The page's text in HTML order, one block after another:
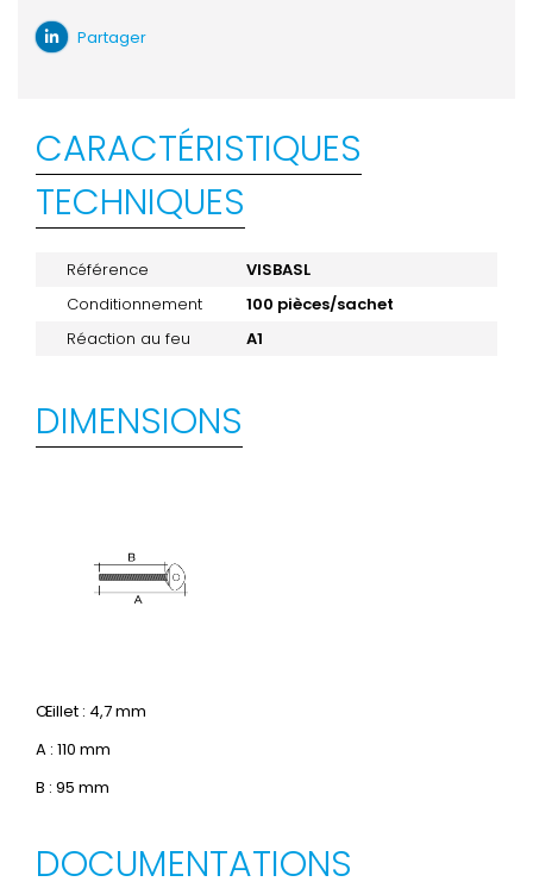
Partager
CARACTÉRISTIQUES
TECHNIQUES
Référence
VISBASL
Conditionnement
100 pièces/sachet
Réaction au feu
A1
DIMENSIONS
Œillet : 4,7 mm
A : 110 mm
B : 95 mm
DOCUMENTATIONS